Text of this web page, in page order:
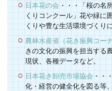
日本花の会・・・「桜の名
くりコンクール」花や緑に
くりや豊な生活環境づくり
農林水産省（花き振興コー
きの文化の振興を担当する
現状、各種データなど。
日本花き卸売市場協会・・
化・経営の健全化を図る等